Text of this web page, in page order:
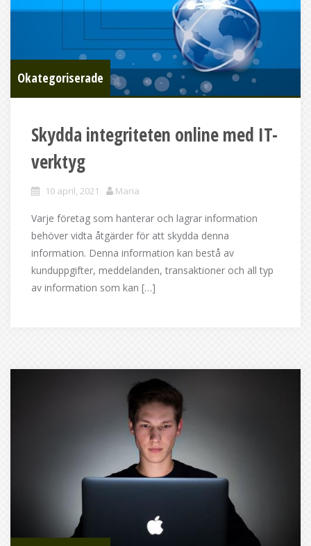
Okategoriserade
Skydda integriteten online med IT-
verktyg
10 april, 2021 Maria
Varje företag som hanterar och lagrar information
behöver vidta åtgärder för att skydda denna
information. Denna information kan bestå av
kunduppgifter, meddelanden, transaktioner och all typ
av information som kan […]